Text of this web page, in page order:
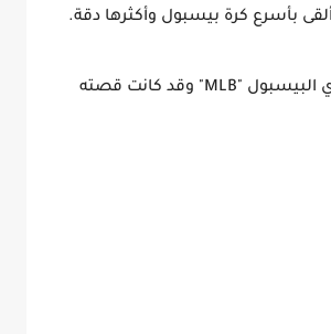
ثم سافر إلى الولايات المتحدة ولعب مع فريق بيتسبرغ بايرتس في دوري البيسبول "MLB" وقد كانت قصته